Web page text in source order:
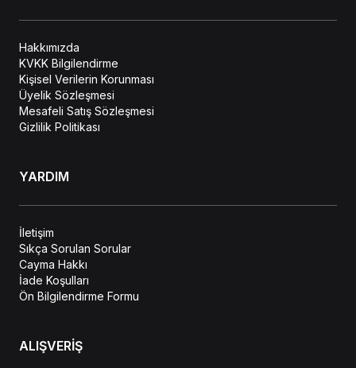
Hakkımızda
KVKK Bilgilendirme
Kişisel Verilerin Korunması
Üyelik Sözleşmesi
Mesafeli Satış Sözleşmesi
Gizlilik Politikası
YARDIM
İletişim
Sıkça Sorulan Sorular
Cayma Hakkı
İade Koşulları
Ön Bilgilendirme Formu
ALIŞVERİŞ